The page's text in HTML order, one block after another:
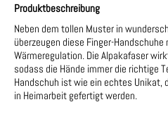
Produktbeschreibung
Neben dem tollen Muster in
überzeugen diese Finger-
Wärmeregulation. Die Alpakafaser
sodass die Hände immer die richtige
Handschuh ist wie ein echtes Unikat,
in Heimarbeit gefertigt werden.